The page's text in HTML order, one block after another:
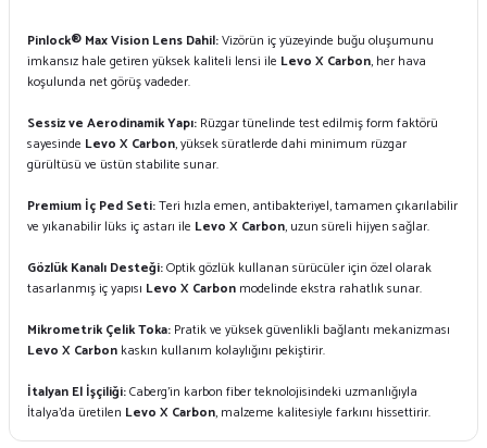
Pinlock® Max Vision Lens Dahil:Vizörün iç yüzeyinde buğu oluşumunu
imkansız hale getiren yüksek kaliteli lensi ile Levo X Carbon, her hava
koşulunda net görüş vadeder.
Sessiz ve Aerodinamik Yapı: Rüzgar tünelinde test edilmiş form faktörü
sayesinde Levo X Carbon, yüksek süratlerde dahi minimum rüzgar
gürültüsü ve üstün stabilite sunar.
Premium İç Ped Seti:Teri hızla emen, antibakteriyel, tamamen çıkarılabilir
ve yıkanabilir lüks iç astarı ile Levo X Carbon, uzun süreli hijyen sağlar.
Gözlük Kanalı Desteği:Optik gözlük kullanan sürücüler için özel olarak
tasarlanmış iç yapısı Levo X Carbon modelinde ekstra rahatlık sunar.
Mikrometrik Çelik Toka: Pratik ve yüksek güvenlikli bağlantı mekanizması
Levo X Carbon kaskın kullanım kolaylığını pekiştirir.
İtalyan El İşçiliği:Caberg'in karbon fiber teknolojisindeki uzmanlığıyla
İtalya'da üretilen Levo X Carbon, malzeme kalitesiyle farkını hissettirir.